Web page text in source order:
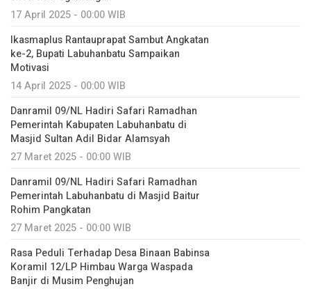
17 April 2025 - 00:00 WIB
Ikasmaplus Rantauprapat Sambut Angkatan
ke-2, Bupati Labuhanbatu Sampaikan
Motivasi
14 April 2025 - 00:00 WIB
Danramil 09/NL Hadiri Safari Ramadhan
Pemerintah Kabupaten Labuhanbatu di
Masjid Sultan Adil Bidar Alamsyah
27 Maret 2025 - 00:00 WIB
Danramil 09/NL Hadiri Safari Ramadhan
Pemerintah Labuhanbatu di Masjid Baitur
Rohim Pangkatan
27 Maret 2025 - 00:00 WIB
Rasa Peduli Terhadap Desa Binaan Babinsa
Koramil 12/LP Himbau Warga Waspada
Banjir di Musim Penghujan